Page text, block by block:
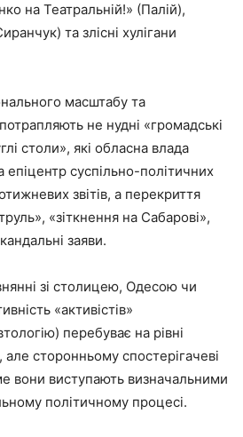
на Театральній!» (Палій),
та злісні хулігани
масштабу та
не нудні «громадські
столи», які обласна влада
епіцентр суспільно-політичних
звітів, а перекриття
«зіткнення на Сабарові»,
заяви.
зі столицею, Одесою чи
«активістів»
перебуває на рівні
але сторонньому спостерігачеві
вони виступають визначальними
політичному процесі.